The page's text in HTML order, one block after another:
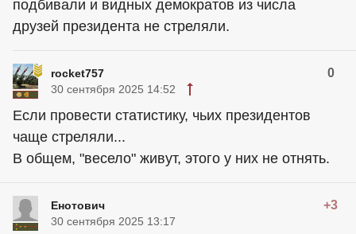
подбивали и видных демократов из числа
друзей президента не стреляли.
rocket757 0
30 сентября 2025 14:52
Если провести статистику, чьих президентов
чаще стреляли...
В общем, "весело" живут, этого у них не отнять.
Енотович +3
30 сентября 2025 13:17